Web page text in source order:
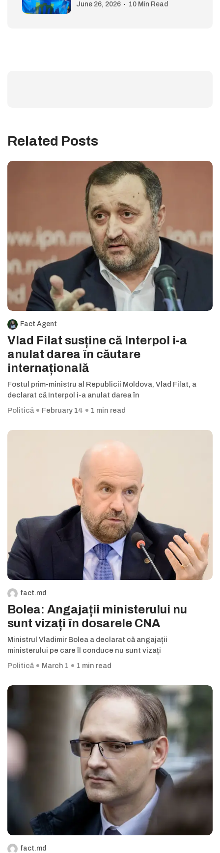
June 26, 2026 10 Min Read
Related Posts
Fact Agent
Vlad Filat susține că Interpol i-a
anulat darea în căutare
internațională
Fostul prim-ministru al Republicii Moldova, Vlad Filat, a
declarat că Interpol i-a anulat darea în
Politică
February 14 1 min read
fact.md
Bolea: Angajații ministerului nu
sunt vizați în dosarele CNA
Ministrul Vladimir Bolea a declarat că angajații
ministerului pe care îl conduce nu sunt vizați
Politică
March 1 1 min read
fact.md